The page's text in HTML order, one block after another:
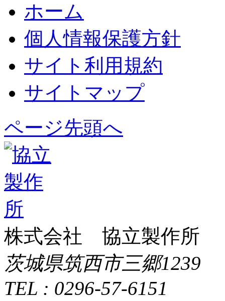
ホーム
個人情報保護方針
サイト利用規約
サイトマップ
ページ先頭へ
株式会社 協立製作所
茨城県筑西市三郷1239
TEL : 0296-57-6151